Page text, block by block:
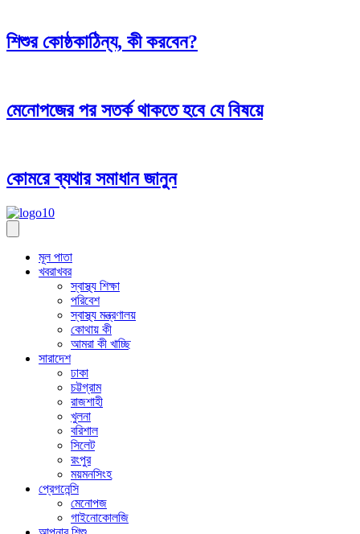
শিশুর কোষ্ঠকাঠিন্য, কী করবেন?
মেনোপজের পর সতর্ক থাকতে হবে যে বিষয়ে
কোমরে ব্যথার সমাধান জানুন
মূল পাতা
খবরাখবর
স্বাস্থ্য শিক্ষা
পরিবেশ
স্বাস্থ্য মন্ত্রণালয়
কোথায় কী
আমরা কী খাচ্ছি
সারাদেশ
ঢাকা
চট্টগ্রাম
রাজশাহী
খুলনা
বরিশাল
সিলেট
রংপুর
ময়মনসিংহ
প্রেগনেন্সি
মেনোপজ
গাইনোকোলজি